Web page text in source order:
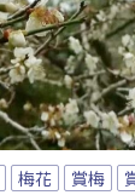
梅花 賞梅